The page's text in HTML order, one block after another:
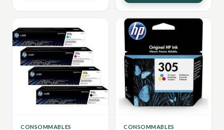
CONSOMMABLES
CONSOMMABLES